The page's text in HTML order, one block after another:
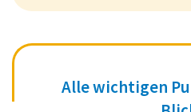
Alle wichtigen